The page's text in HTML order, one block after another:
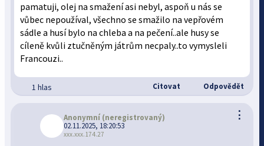
pamatuji, olej na smažení asi nebyl, aspoň u nás se
vůbec nepoužíval, všechno se smažilo na vepřovém
sádle a husí bylo na chleba a na pečení..ale husy se
cíleně kvůli ztučněným játrům necpaly..to vymysleli
Francouzi..
1 hlas Citovat Odpovědět
⋮
Anonymní (neregistrovaný)
02.11.2025, 18:20:53
xxx.xxx.174.27